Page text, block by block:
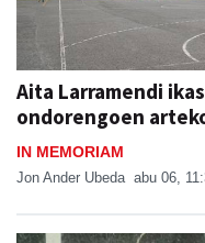
Aita Larramendi
ondorengoen
IN MEMORIAM
Jon Ander Ubeda abu 06,